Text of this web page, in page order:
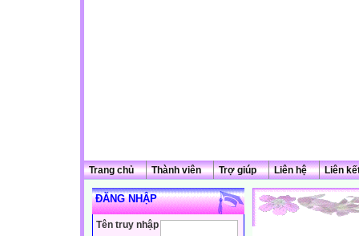
Trang chủ Thành viên Trợ giúp Liên hệ Liên
ĐĂNG NHẬP
Tên truy nhập